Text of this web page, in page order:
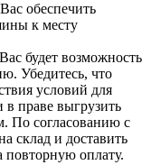
обеспечить
к месту
будет возможность
Убедитесь, что
условий для
в праве выгрузить
По согласованию с
склад и доставить
повторную оплату.